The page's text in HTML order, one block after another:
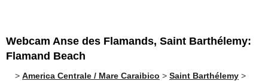
Webcam Anse des Flamands, Saint Barthélemy:
Flamand Beach
> America Centrale / Mare Caraibico > Saint Barthélemy >